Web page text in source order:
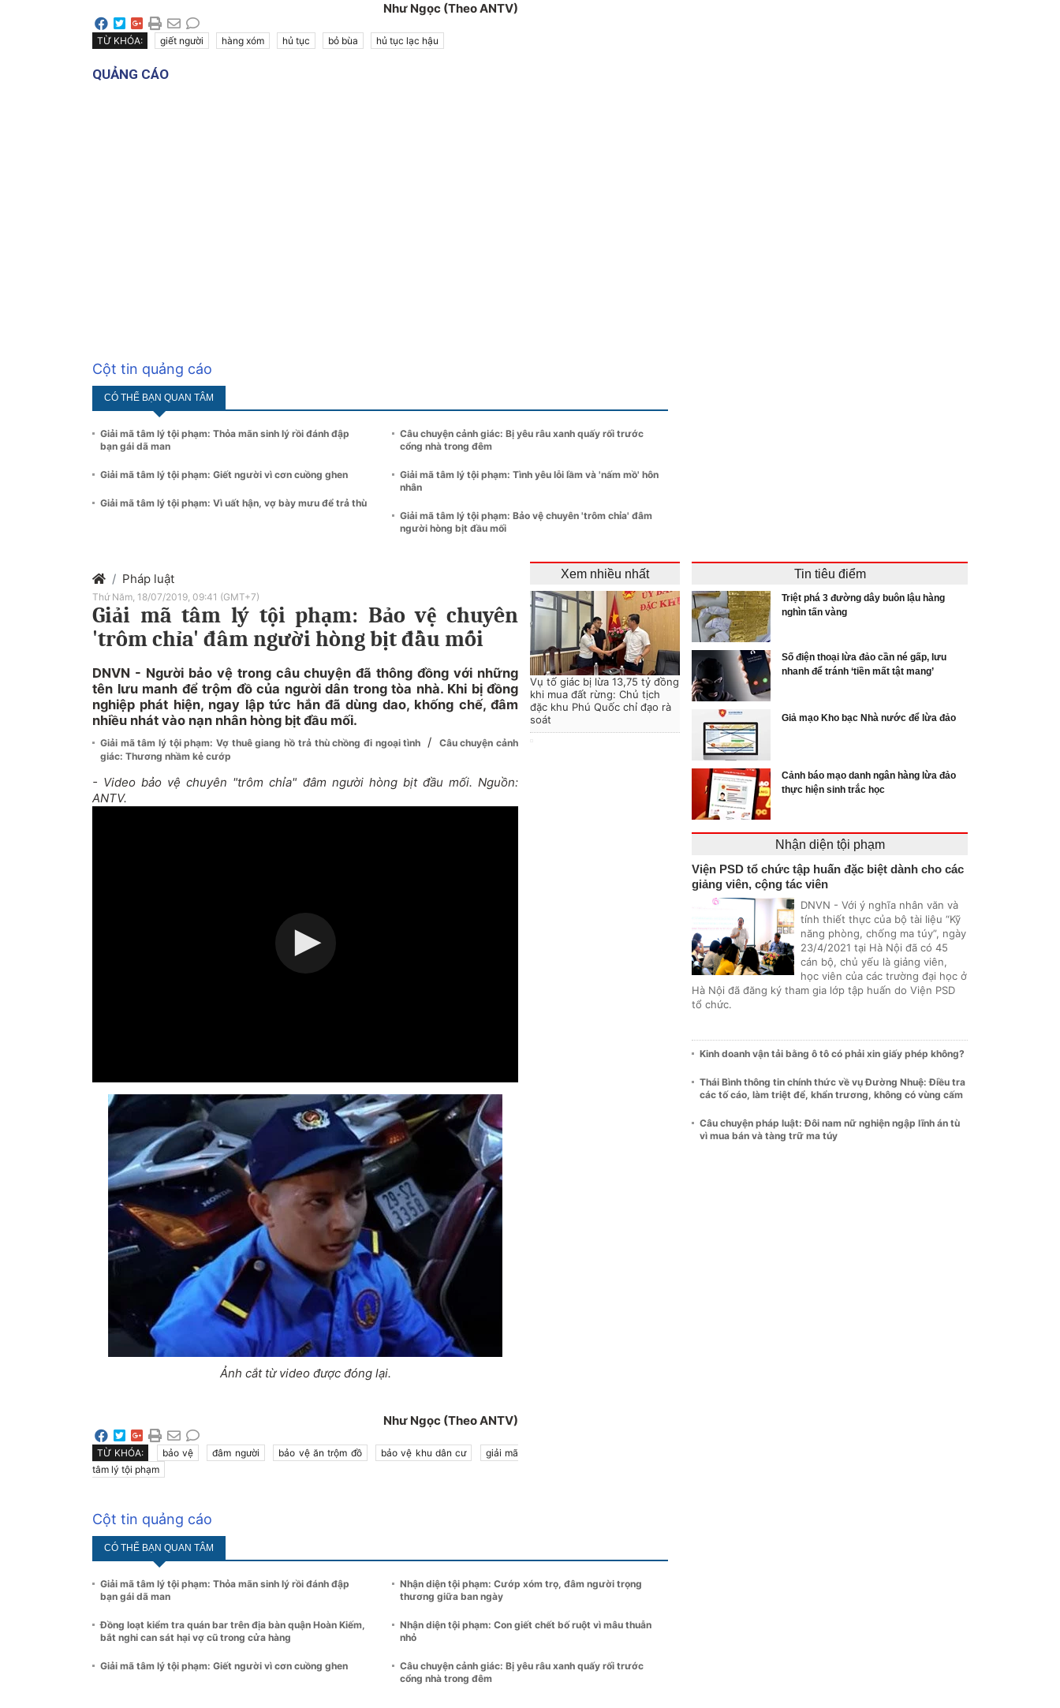
Như Ngọc (Theo ANTV)
TỪ KHÓA: giết người hàng xóm hủ tục bỏ bùa hủ tục lạc hậu
QUẢNG CÁO
Cột tin quảng cáo
CÓ THỂ BẠN QUAN TÂM
Giải mã tâm lý tội phạm: Thỏa mãn sinh lý rồi đánh đập
bạn gái dã man
Giải mã tâm lý tội phạm: Giết người vì cơn cuồng ghen
Giải mã tâm lý tội phạm: Vì uất hận, vợ bày mưu để trả thù
Câu chuyện cảnh giác: Bị yêu râu xanh quấy rối trước
cổng nhà trong đêm
Giải mã tâm lý tội phạm: Tình yêu lỗi lầm và 'nấm mồ' hôn
nhân
Giải mã tâm lý tội phạm: Bảo vệ chuyên 'trôm chỉa' đâm
người hòng bịt đầu mối
Pháp luật
Thứ Năm, 18/07/2019, 09:41 (GMT+7)
Giải mã tâm lý tội phạm: Bảo vệ chuyên
'trôm chỉa' đâm người hòng bịt đầu mối
DNVN - Người bảo vệ trong câu chuyện đã thông đồng với những
tên lưu manh để trộm đồ của người dân trong tòa nhà. Khi bị đồng
nghiệp phát hiện, ngay lập tức hắn đã dùng dao, khống chế, đâm
nhiều nhát vào nạn nhân hòng bịt đầu mối.
Giải mã tâm lý tội phạm: Vợ thuê giang hồ trả thù chồng đi ngoại tình /
Câu chuyện cảnh
giác: Thương nhầm kẻ cướp
- Video bảo vệ chuyên "trôm chỉa" đâm người hòng bịt đầu mối. Nguồn:
ANTV.
Ảnh cắt từ video được đóng lại.
Như Ngọc (Theo ANTV)
TỪ KHÓA: bảo vệ đâm người bảo vệ ăn trộm đồ bảo vệ khu dân cư
giải mã
tâm lý tội phạm
Xem nhiều nhất
Vụ tố giác bị lừa 13,75 tỷ đồng
khi mua đất rừng: Chủ tịch
đặc khu Phú Quốc chỉ đạo rà
soát
Cột tin quảng cáo
CÓ THỂ BẠN QUAN TÂM
Giải mã tâm lý tội phạm: Thỏa mãn sinh lý rồi đánh đập
bạn gái dã man
Đồng loạt kiểm tra quán bar trên địa bàn quận Hoàn Kiếm,
bắt nghi can sát hại vợ cũ trong cửa hàng
Giải mã tâm lý tội phạm: Giết người vì cơn cuồng ghen
Nhận diện tội phạm: Cướp xóm trọ, đâm người trọng
thương giữa ban ngày
Nhận diện tội phạm: Con giết chết bố ruột vì mâu thuẫn
nhỏ
Câu chuyện cảnh giác: Bị yêu râu xanh quấy rối trước
cổng nhà trong đêm
Tin tiêu điểm
Triệt phá 3 đường dây buôn lậu hàng
nghìn tấn vàng
Số điện thoại lừa đảo cần né gấp, lưu
nhanh để tránh ‘tiền mất tật mang’
Giả mạo Kho bạc Nhà nước để lừa đảo
Cảnh báo mạo danh ngân hàng lừa đảo
thực hiện sinh trắc học
Nhận diện tội phạm
Viện PSD tổ chức tập huấn đặc biệt dành cho các
giảng viên, cộng tác viên
DNVN - Với ý nghĩa nhân văn và
tính thiết thực của bộ tài liệu “Kỹ
năng phòng, chống ma túy”, ngày
23/4/2021 tại Hà Nội đã có 45
cán bộ, chủ yếu là giảng viên,
học viên của các trường đại học ở
Hà Nội đã đăng ký tham gia lớp tập huấn do Viện PSD
tổ chức.
Kinh doanh vận tải bằng ô tô có phải xin giấy phép không?
Thái Bình thông tin chính thức về vụ Đường Nhuệ: Điều tra
các tố cáo, làm triệt để, khẩn trương, không có vùng cấm
Câu chuyện pháp luật: Đôi nam nữ nghiện ngập lĩnh án tù
vì mua bán và tàng trữ ma túy